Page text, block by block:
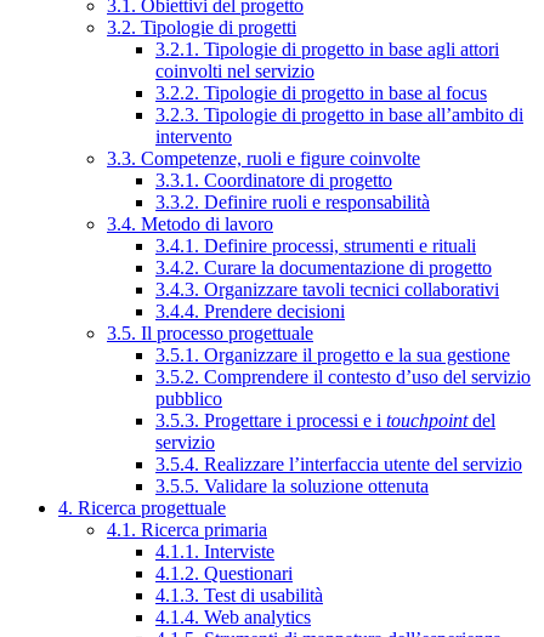
3.1. Obiettivi del progetto
3.2. Tipologie di progetti
3.2.1. Tipologie di progetto in base agli attori
coinvolti nel servizio
3.2.2. Tipologie di progetto in base al focus
3.2.3. Tipologie di progetto in base all’ambito di
intervento
3.3. Competenze, ruoli e figure coinvolte
3.3.1. Coordinatore di progetto
3.3.2. Definire ruoli e responsabilità
3.4. Metodo di lavoro
3.4.1. Definire processi, strumenti e rituali
3.4.2. Curare la documentazione di progetto
3.4.3. Organizzare tavoli tecnici collaborativi
3.4.4. Prendere decisioni
3.5. Il processo progettuale
3.5.1. Organizzare il progetto e la sua gestione
3.5.2. Comprendere il contesto d’uso del servizio
pubblico
3.5.3. Progettare i processi e i touchpointdel
servizio
3.5.4. Realizzare l’interfaccia utente del servizio
3.5.5. Validare la soluzione ottenuta
4. Ricerca progettuale
4.1. Ricerca primaria
4.1.1. Interviste
4.1.2. Questionari
4.1.3. Test di usabilità
4.1.4. Web analytics